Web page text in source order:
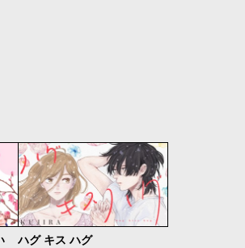
ハグ キス ハグ